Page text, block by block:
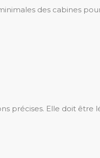
des cabines
précises. Elle doit